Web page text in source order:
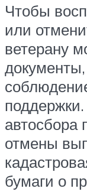
Чтобы
или
ветерану
автосбора
отмены
бумаги о